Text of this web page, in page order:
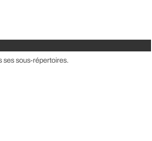
ses sous-répertoires.